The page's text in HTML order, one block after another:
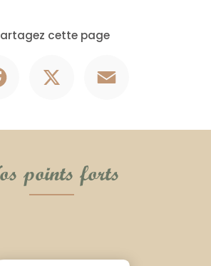
cette page
points forts